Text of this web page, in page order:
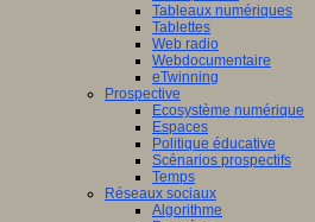
Tableaux numériques
Tablettes
Web radio
Webdocumentaire
eTwinning
Prospective
Ecosystème numérique
Espaces
Politique éducative
Scénarios prospectifs
Temps
Réseaux sociaux
Algorithme